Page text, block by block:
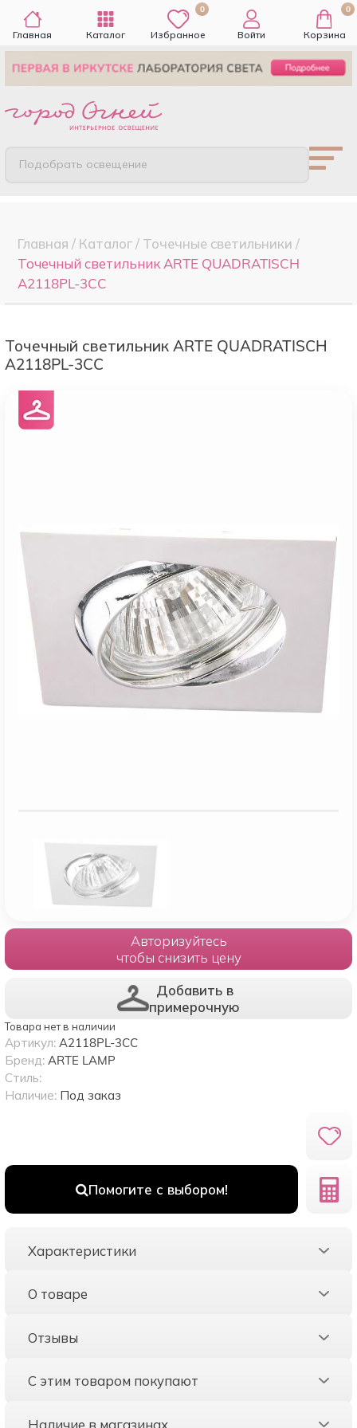
Главная Каталог
0
Избранное Войти
0
Корзина
Подобрать освещение
Главная / Каталог/ Точечные cветильники /
Точечный светильник ARTE QUADRATISCH
A2118PL-3CC
Точечный светильник ARTE QUADRATISCH
A2118PL-3CC
Авторизуйтесь
чтобы снизить цену
Добавить в
примерочную
Товара нет в наличии
Помогите с выбором!
Артикул: A2118PL-3CC
Бренд: ARTE LAMP
Стиль:
Наличие: Под заказ
Характеристики
О товаре
Отзывы
С этим товаром покупают
Наличие в магазинах